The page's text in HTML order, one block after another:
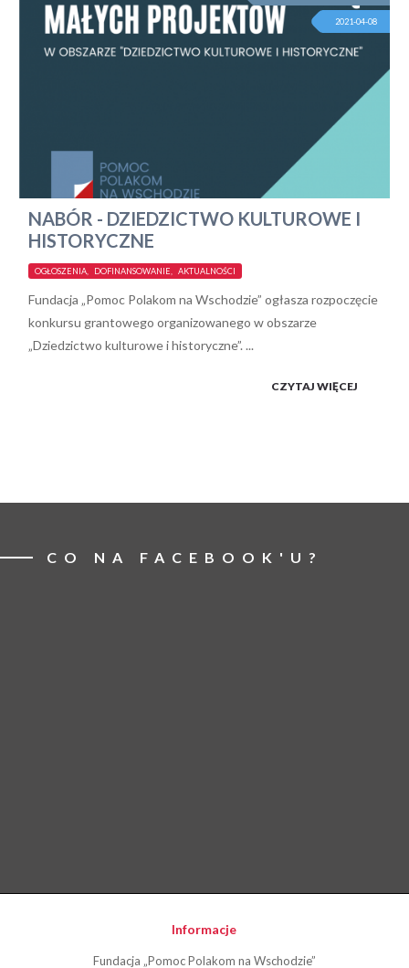
2021-04-08
NABÓR - DZIEDZICTWO KULTUROWE I
HISTORYCZNE
OGŁOSZENIA, DOFINANSOWANIE, AKTUALNOŚCI
Fundacja „Pomoc Polakom na Wschodzie” ogłasza rozpoczęcie
konkursu grantowego organizowanego w obszarze
„Dziedzictwo kulturowe i historyczne”. ...
CZYTAJ WIĘCEJ
CO NA FACEBOOK'U?
Informacje
Fundacja „Pomoc Polakom na Wschodzie”